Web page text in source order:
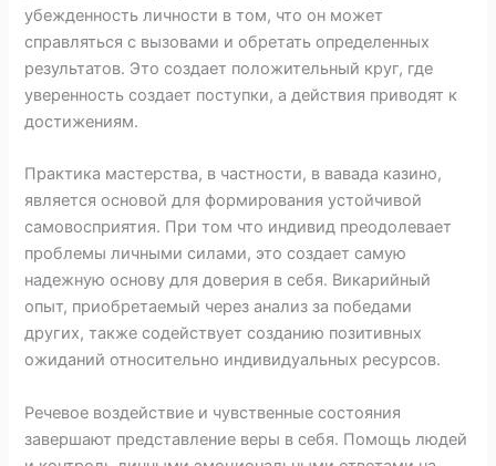
убежденность личности в том, что он может
справляться с вызовами и обретать определенных
результатов. Это создает положительный круг, где
уверенность создает поступки, а действия приводят к
достижениям.
Практика мастерства, в частности, в вавада казино,
является основой для формирования устойчивой
самовосприятия. При том что индивид преодолевает
проблемы личными силами, это создает самую
надежную основу для доверия в себя. Викарийный
опыт, приобретаемый через анализ за победами
других, также содействует созданию позитивных
ожиданий относительно индивидуальных ресурсов.
Речевое воздействие и чувственные состояния
завершают представление веры в себя. Помощь людей